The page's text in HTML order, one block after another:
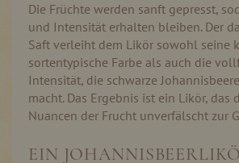
Die Früchte werden sanft gepresst,
und Intensität erhalten bleiben. Der
Saft verleiht dem Likör sowohl seine
sortentypische Farbe als auch die
Intensität, die schwarze
macht. Das Ergebnis ist ein Likör, das
Nuancen der Frucht unverfälscht zur
EIN